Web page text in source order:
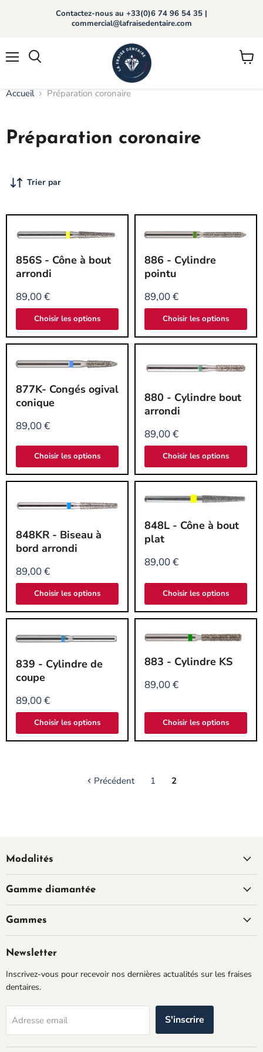
Contactez-nous au +33(0)6 74 96 54 35 |
commercial@lafraisedentaire.com
Voir
Accueil Préparation coronaire
Préparation coronaire
Trier par
-
Cône
à
arrondi
856S - Cône à bout
arrondi
89,00 €
Choisir les options
-
Cylindre
pointu
886 - Cylindre
pointu
89,00 €
Choisir les options
Congés
ogival
conique
877K- Congés ogival
conique
89,00 €
Choisir les options
-
Cylindre
bout
880 - Cylindre bout
arrondi
89,00 €
Choisir les options
-
Biseau
à
arrondi
848KR - Biseau à
bord arrondi
89,00 €
Choisir les options
-
Cône
à
plat
848L - Cône à bout
plat
89,00 €
Choisir les options
-
Cylindre
de
839 - Cylindre de
coupe
89,00 €
Choisir les options
-
KS
883 - Cylindre KS
89,00 €
Choisir les options
Précédent 1 2
Modalités
Gamme diamantée
Gammes
Newsletter
Inscrivez-vous pour recevoir nos dernières actualités sur les fraises
dentaires.
Adresse email S'inscrire